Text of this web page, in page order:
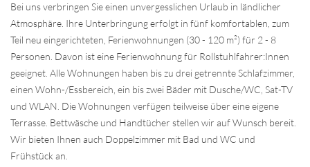
Bei uns verbringen Sie einen unvergesslichen Urlaub in ländlicher
Atmosphäre. Ihre Unterbringung erfolgt in fünf komfortablen, zum
Teil neu eingerichteten, Ferienwohnungen (30 - 120 m²) für 2 - 8
Personen. Davon ist eine Ferienwohnung für Rollstuhlfahrer:Innen
geeignet. Alle Wohnungen haben bis zu drei getrennte Schlafzimmer,
einen Wohn-/Essbereich, ein bis zwei Bäder mit Dusche/WC, Sat-TV
und WLAN. Die Wohnungen verfügen teilweise über eine eigene
Terrasse. Bettwäsche und Handtücher stellen wir auf Wunsch bereit.
Wir bieten Ihnen auch Doppelzimmer mit Bad und WC und
Frühstück an.